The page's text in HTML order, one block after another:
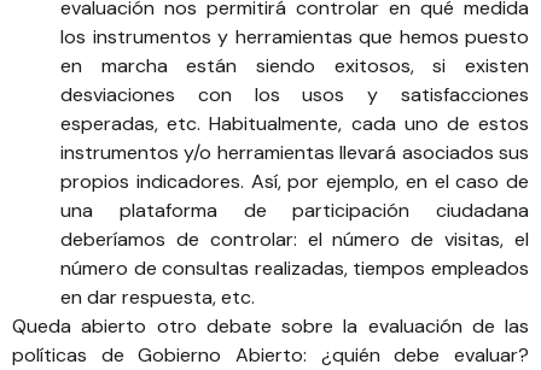
evaluación nos permitirá controlar en qué medida
los instrumentos y herramientas que hemos puesto
en marcha están siendo exitosos, si existen
desviaciones con los usos y satisfacciones
esperadas, etc. Habitualmente, cada uno de estos
instrumentos y/o herramientas llevará asociados sus
propios indicadores. Así, por ejemplo, en el caso de
una plataforma de participación ciudadana
deberíamos de controlar: el número de visitas, el
número de consultas realizadas, tiempos empleados
en dar respuesta, etc.
Queda abierto otro debate sobre la evaluación de las
políticas de Gobierno Abierto: ¿quién debe evaluar?